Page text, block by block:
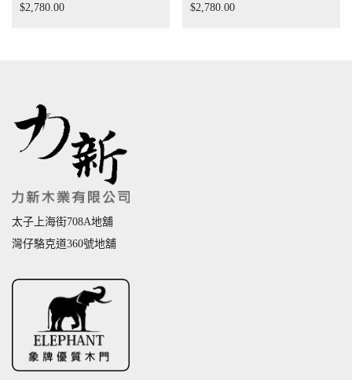
$2,780.00 $2,780.00
太子上海街708A地舖
灣仔駱克道360號地舖